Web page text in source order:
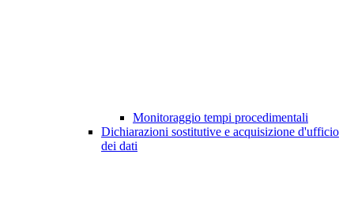
Monitoraggio tempi procedimentali
Dichiarazioni sostitutive e acquisizione d'ufficio
dei dati